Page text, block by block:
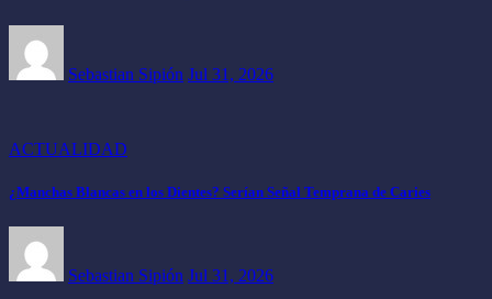
Sebastian Sipión Jul 31, 2026
ACTUALIDAD
¿Manchas Blancas en los Dientes? Serían Señal Temprana de Caries
Sebastian Sipión Jul 31, 2026